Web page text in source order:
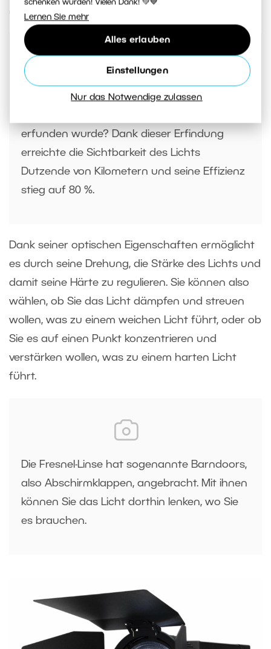
schenken würden! Vielen Dank! 💚💙
Lernen Sie mehr
Alles erlauben
Einstellungen
Nur das Notwendige zulassen
machen, und solchen, die es härter machen.
Wussten Sie, dass die Fresnel-Linse
erfunden wurde? Dank dieser Erfindung
erreichte die Sichtbarkeit des Lichts
Dutzende von Kilometern und seine Effizienz
stieg auf 80 %.
Dank seiner optischen Eigenschaften ermöglicht
es durch seine Drehung, die Stärke des Lichts und
damit seine Härte zu regulieren. Sie können also
wählen, ob Sie das Licht dämpfen und streuen
wollen, was zu einem weichen Licht führt, oder ob
Sie es auf einen Punkt konzentrieren und
verstärken wollen, was zu einem harten Licht
führt.
Die Fresnel-Linse hat sogenannte Barndoors,
also Abschirmklappen, angebracht. Mit ihnen
können Sie das Licht dorthin lenken, wo Sie
es brauchen.